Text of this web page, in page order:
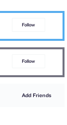
Follow
Follow
Add Friends